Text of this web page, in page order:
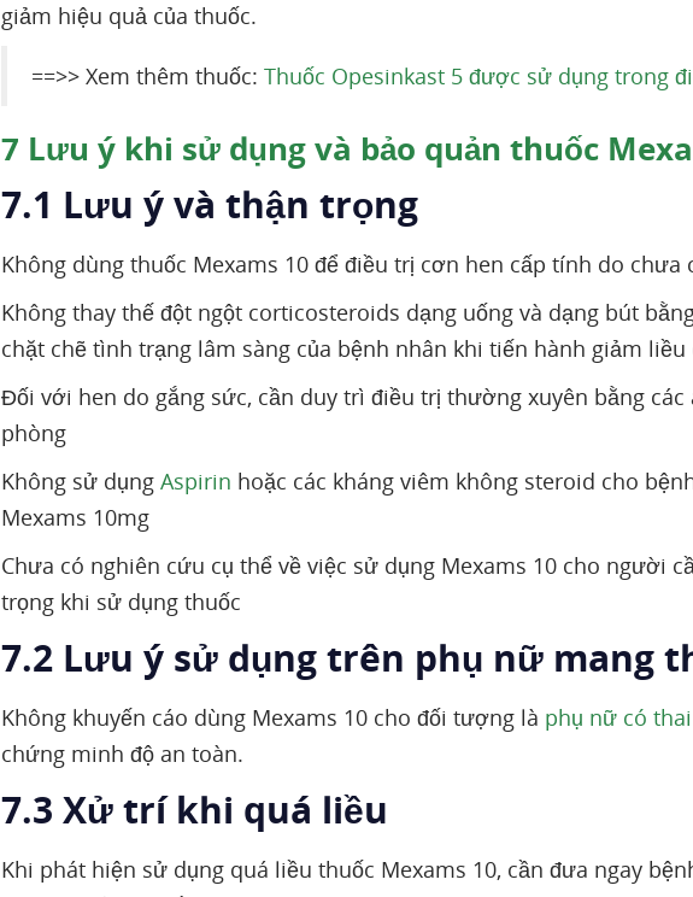
giảm hiệu quả của thuốc.
==>> Xem thêm thuốc: Thuốc Opesinkast 5 được sử dụng trong
7 Lưu ý khi sử dụng và bảo quản thuốc
7.1 Lưu ý và thận trọng
Không dùng thuốc Mexams 10 để điều trị cơn hen cấp tính do
Không thay thế đột ngột corticosteroids dạng uống và dạng bút
chặt chẽ tình trạng lâm sàng của bệnh nhân khi tiến hành giảm
Đối với hen do gắng sức, cần duy trì điều trị thường xuyên bằng
phòng
Không sử dụng Aspirin hoặc các kháng viêm không steroid cho
Mexams 10mg
Chưa có nghiên cứu cụ thể về việc sử dụng Mexams 10 cho người
trọng khi sử dụng thuốc
7.2 Lưu ý sử dụng trên phụ nữ mang
Không khuyến cáo dùng Mexams 10 cho đối tượng là phụ nữ có
chứng minh độ an toàn.
7.3 Xử trí khi quá liều
Khi phát hiện sử dụng quá liều thuốc Mexams 10, cần đưa ngay